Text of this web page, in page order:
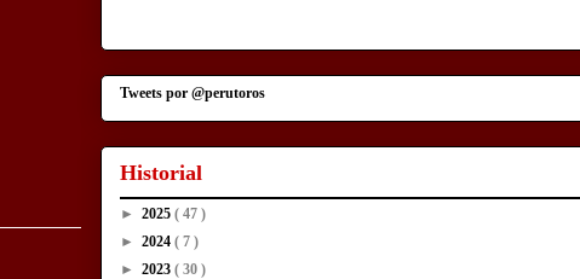
Tweets por @perutoros
Historial
► 2025 ( 47 )
► 2024 ( 7 )
► 2023 ( 30 )